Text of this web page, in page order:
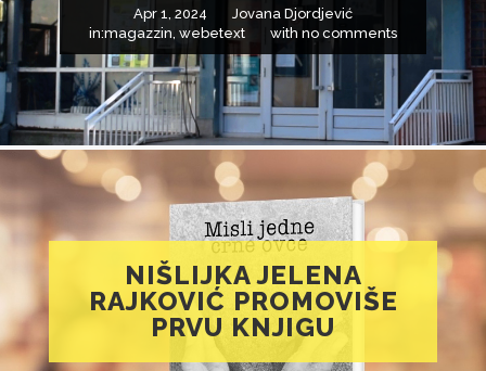
Apr 1, 2024
Jovana Djordjević
in:magazzin, webetext with no comments
NIŠLIJKA JELENA
RAJKOVIĆ PROMOVIŠE
PRVU KNJIGU